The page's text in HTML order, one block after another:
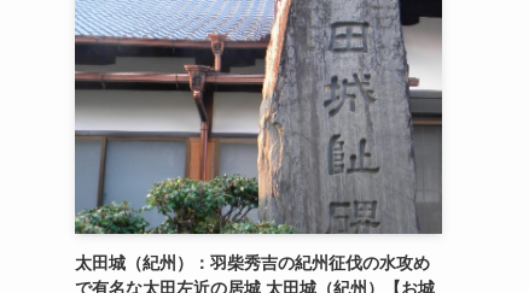
太田城（紀州）：羽柴秀吉の紀州征伐の水攻め
で有名な太田左近の居城 太田城（紀州）【お城